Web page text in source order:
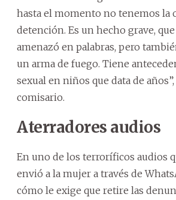
hasta el momento no tenemos la
detención. Es un hecho grave,
amenazó en palabras, pero
un arma de fuego. Tiene
sexual en niños que data de
comisario.
Aterradores audios
En uno de los terroríficos audios
envió a la mujer a través de
cómo le exige que retire las